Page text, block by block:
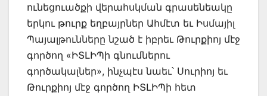
ունեցուածքի վերահսկման գրասենեակը
երկու թուրք եղբայրներ Ահմէտ եւ Իսմայիլ
Պայալթունները նշած է իբրեւ Թուրքիոյ մէջ
գործող «ԻՏԼԻՊի գնումներու
գործակալներ», ինչպէս նաեւ՝ Սուրիոյ եւ
Թուրքիոյ մէջ գործող ԻՏԼԻՊի հետ